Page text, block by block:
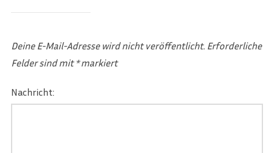
Deine E-Mail-Adresse wird nicht veröffentlicht. Erforderliche
Felder sind mit*markiert
Nachricht: